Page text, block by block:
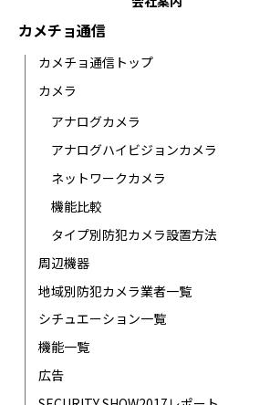
カメチョ通信
カメチョ通信トップ
カメラ
アナログカメラ
アナログハイビジョンカメラ
ネットワークカメラ
機能比較
タイプ別防犯カメラ設置方法
周辺機器
地域別防犯カメラ業者一覧
シチュエーション一覧
機能一覧
広告